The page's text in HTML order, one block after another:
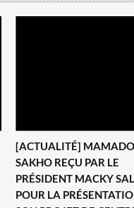
[ACTUALITÉ]
SAKHO REÇU PAR LE
PRÉSIDENT MACKY
POUR LA